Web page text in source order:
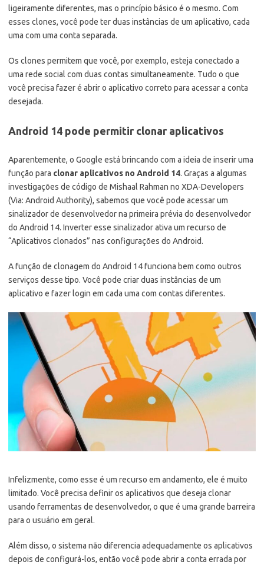
ligeiramente diferentes, mas o princípio básico é o mesmo. Com
esses clones, você pode ter duas instâncias de um aplicativo, cada
uma com uma conta separada.
Os clones permitem que você, por exemplo, esteja conectado a
uma rede social com duas contas simultaneamente. Tudo o que
você precisa fazer é abrir o aplicativo correto para acessar a conta
desejada.
Android 14 pode permitir clonar aplicativos
Aparentemente, o Google está brincando com a ideia de inserir uma
função para clonar aplicativos no Android 14. Graças a algumas
investigações de código de Mishaal Rahman no XDA-Developers
(Via: Android Authority), sabemos que você pode acessar um
sinalizador de desenvolvedor na primeira prévia do desenvolvedor
do Android 14. Inverter esse sinalizador ativa um recurso de
“Aplicativos clonados” nas configurações do Android.
A função de clonagem do Android 14 funciona bem como outros
serviços desse tipo. Você pode criar duas instâncias de um
aplicativo e fazer login em cada uma com contas diferentes.
Infelizmente, como esse é um recurso em andamento, ele é muito
limitado. Você precisa definir os aplicativos que deseja clonar
usando ferramentas de desenvolvedor, o que é uma grande barreira
para o usuário em geral.
Além disso, o sistema não diferencia adequadamente os aplicativos
depois de configurá-los, então você pode abrir a conta errada por